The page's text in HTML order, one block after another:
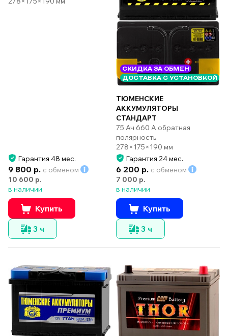
Гарантия 48 мес.
9 800 р. с обменом
10 600 р.
в наличии
Купить
3 ч
СКИДКА ЗА ОБМЕН
ДОСТАВКА С УСТАНОВКОЙ
ТЮМЕНСКИЕ
АККУМУЛЯТОРЫ
СТАНДАРТ
75 Ач 660 А обратная
полярность
278×175×190 мм
Гарантия 24 мес.
6 200 р. с обменом
7 000 р.
в наличии
Купить
3 ч